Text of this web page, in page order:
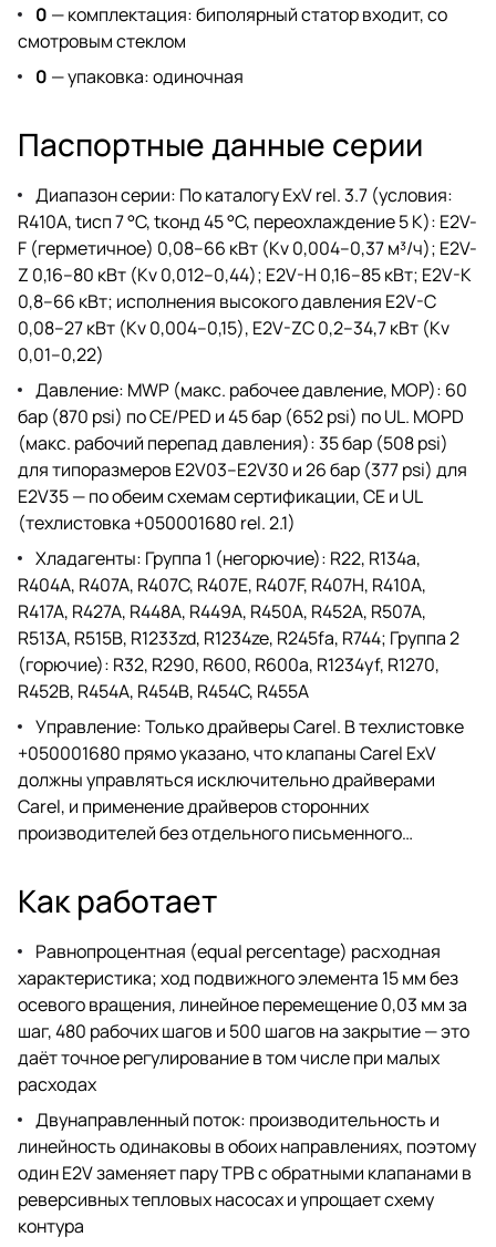
0 — комплектация: биполярный статор входит, со
смотровым стеклом
0 — упаковка: одиночная
Паспортные данные серии
Диапазон серии: По каталогу ExV rel. 3.7 (условия:
R410A, tисп 7 °C, tконд 45 °C, переохлаждение 5 K): E2V-
F (герметичное) 0,08–66 кВт (Kv 0,004–0,37 м³/ч); E2V-
Z 0,16–80 кВт (Kv 0,012–0,44); E2V-H 0,16–85 кВт; E2V-K
0,8–66 кВт; исполнения высокого давления E2V-C
0,08–27 кВт (Kv 0,004–0,15), E2V-ZC 0,2–34,7 кВт (Kv
0,01–0,22)
Давление: MWP (макс. рабочее давление, MOP): 60
бар (870 psi) по CE/PED и 45 бар (652 psi) по UL. MOPD
(макс. рабочий перепад давления): 35 бар (508 psi)
для типоразмеров E2V03–E2V30 и 26 бар (377 psi) для
E2V35 — по обеим схемам сертификации, CE и UL
(техлистовка +050001680 rel. 2.1)
Хладагенты: Группа 1 (негорючие): R22, R134a,
R404A, R407A, R407C, R407E, R407F, R407H, R410A,
R417A, R427A, R448A, R449A, R450A, R452A, R507A,
R513A, R515B, R1233zd, R1234ze, R245fa, R744; Группа 2
(горючие): R32, R290, R600, R600a, R1234yf, R1270,
R452B, R454A, R454B, R454C, R455A
Управление: Только драйверы Carel. В техлистовке
+050001680 прямо указано, что клапаны Carel ExV
должны управляться исключительно драйверами
Carel, и применение драйверов сторонних
производителей без отдельного письменного…
Как работает
Равнопроцентная (equal percentage) расходная
характеристика; ход подвижного элемента 15 мм без
осевого вращения, линейное перемещение 0,03 мм за
шаг, 480 рабочих шагов и 500 шагов на закрытие — это
даёт точное регулирование в том числе при малых
расходах
Двунаправленный поток: производительность и
линейность одинаковы в обоих направлениях, поэтому
один E2V заменяет пару ТРВ с обратными клапанами в
реверсивных тепловых насосах и упрощает схему
контура